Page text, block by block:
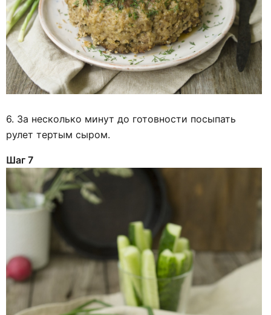
6. За несколько минут до готовности посыпать
рулет тертым сыром.
Шаг 7